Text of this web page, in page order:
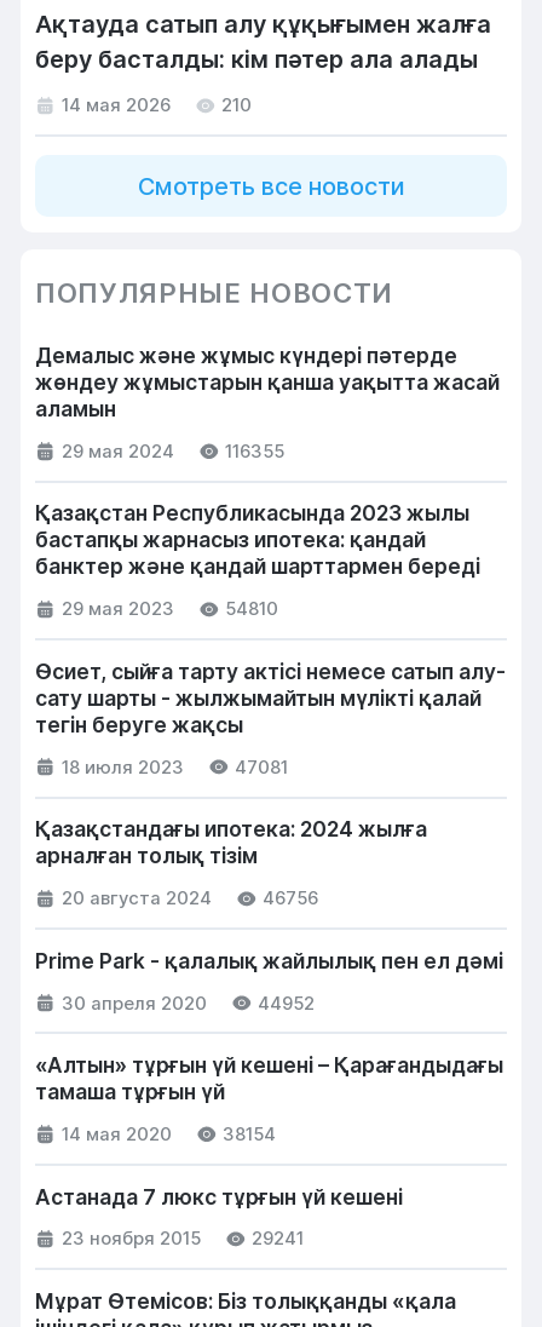
Ақтауда сатып алу құқығымен жалға
беру басталды: кім пәтер ала алады
14 мая 2026 210
Смотреть все новости
ПОПУЛЯРНЫЕ НОВОСТИ
Демалыс және жұмыс күндері пәтерде
жөндеу жұмыстарын қанша уақытта жасай
аламын
29 мая 2024 116355
Қазақстан Республикасында 2023 жылы
бастапқы жарнасыз ипотека: қандай
банктер және қандай шарттармен береді
29 мая 2023 54810
Өсиет, сыйға тарту актісі немесе сатып алу-
сату шарты - жылжымайтын мүлікті қалай
тегін беруге жақсы
18 июля 2023 47081
Қазақстандағы ипотека: 2024 жылға
арналған толық тізім
20 августа 2024 46756
Prime Park - қалалық жайлылық пен ел дәмі
30 апреля 2020 44952
«Алтын» тұрғын үй кешені – Қарағандыдағы
тамаша тұрғын үй
14 мая 2020 38154
Астанада 7 люкс тұрғын үй кешені
23 ноября 2015 29241
Мұрат Өтемісов: Біз толыққанды «қала